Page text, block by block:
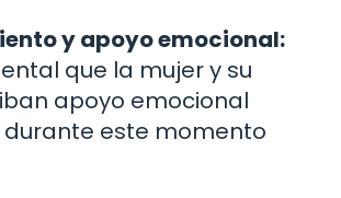
y apoyo emocional:
que la mujer y su
apoyo emocional
este momento